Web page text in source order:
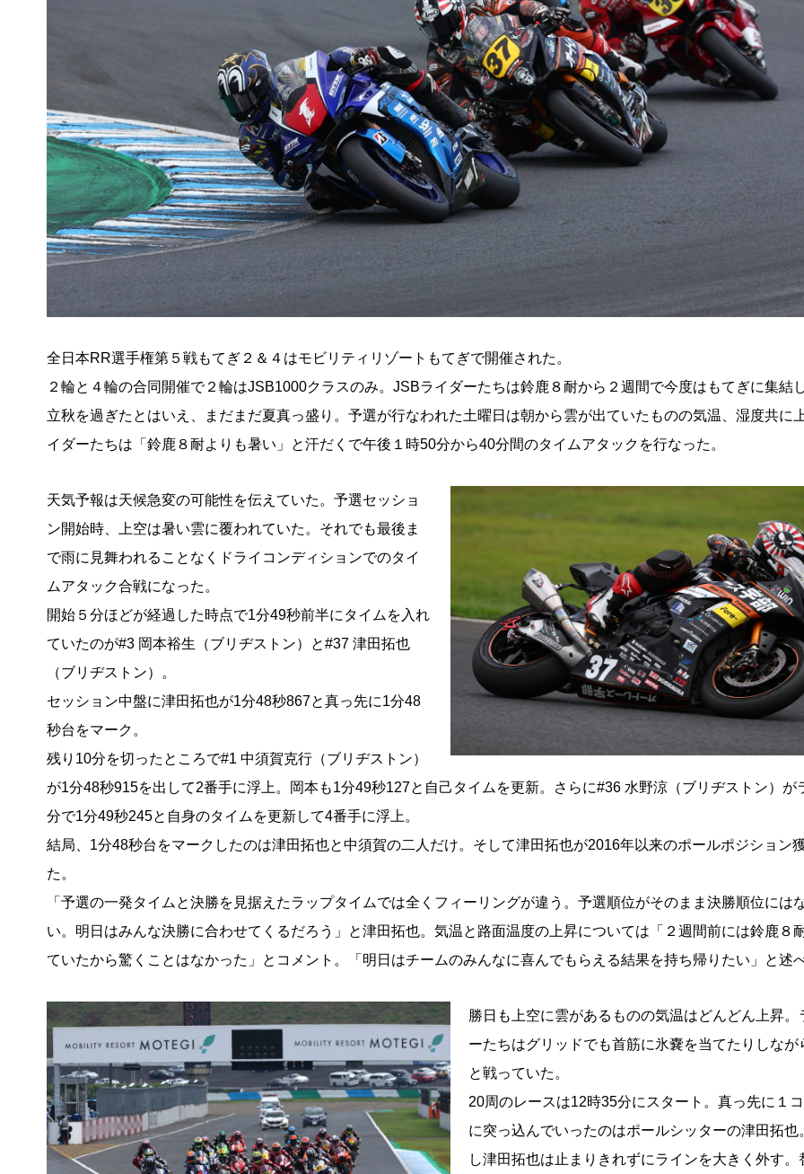
全日本RR選手権第５戦もてぎ２＆４はモビリティリゾートもてぎで開催された。
２輪と４輪の合同開催で２輪はJSB1000クラスのみ。JSBライダーたちは鈴鹿８耐から２週間で今度はもてぎに集結
立秋を過ぎたとはいえ、まだまだ夏真っ盛り。予選が行なわれた土曜日は朝から雲が出ていたものの気温、湿度共に
イダーたちは「鈴鹿８耐よりも暑い」と汗だくで午後１時50分から40分間のタイムアタックを行なった。
天気予報は天候急変の可能性を伝えていた。予選セッショ
ン開始時、上空は暑い雲に覆われていた。それでも最後ま
で雨に見舞われることなくドライコンディションでのタイ
ムアタック合戦になった。
開始５分ほどが経過した時点で1分49秒前半にタイムを入れ
ていたのが#3 岡本裕生（ブリヂストン）と#37 津田拓也
（ブリヂストン）。
セッション中盤に津田拓也が1分48秒867と真っ先に1分48
秒台をマーク。
残り10分を切ったところで#1 中須賀克行（ブリヂストン）
が1分48秒915を出して2番手に浮上。岡本も1分49秒127と自己タイムを更新。さらに#36 水野涼（ブリヂストン）が
分で1分49秒245と自身のタイムを更新して4番手に浮上。
結局、1分48秒台をマークしたのは津田拓也と中須賀の二人だけ。そして津田拓也が2016年以来のポールポジション
た。
「予選の一発タイムと決勝を見据えたラップタイムでは全くフィーリングが違う。予選順位がそのまま決勝順位には
い。明日はみんな決勝に合わせてくるだろう」と津田拓也。気温と路面温度の上昇については「２週間前には鈴鹿８
ていたから驚くことはなかった」とコメント。「明日はチームのみんなに喜んでもらえる結果を持ち帰りたい」と述
勝日も上空に雲があるものの気温はどんどん上昇。
ーたちはグリッドでも首筋に氷嚢を当てたりしなが
と戦っていた。
20周のレースは12時35分にスタート。真っ先に１
に突っ込んでいったのはポールシッターの津田拓也
し津田拓也は止まりきれずにラインを大きく外す。